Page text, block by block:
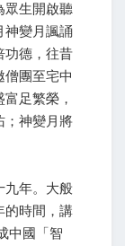
眾生開啟聽
神變月諷誦
功德，往昔
僧團至宅中
足繁榮，
；神變月將
九年。大般
的時間，講
中國「智